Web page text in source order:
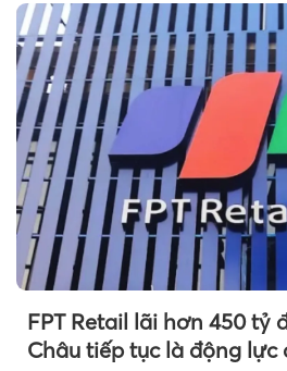
FPT Retail lãi hơn 450 tỷ
Châu tiếp tục là động lực